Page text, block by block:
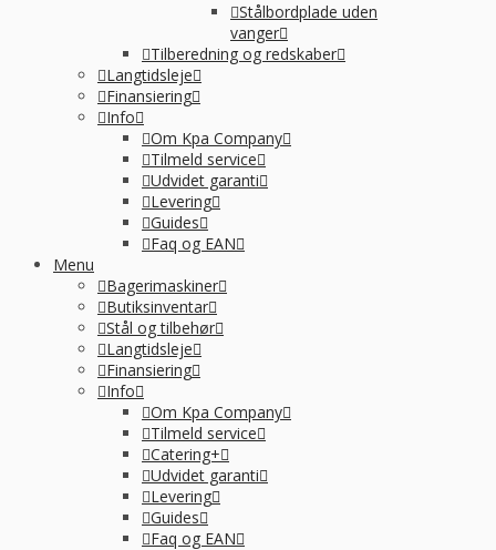
Stålbordplade uden
vanger
Tilberedning og redskaber
Langtidsleje
Finansiering
Info
Om Kpa Company
Tilmeld service
Udvidet garanti
Levering
Guides
Faq og EAN
Menu
Bagerimaskiner
Butiksinventar
Stål og tilbehør
Langtidsleje
Finansiering
Info
Om Kpa Company
Tilmeld service
Catering+
Udvidet garanti
Levering
Guides
Faq og EAN